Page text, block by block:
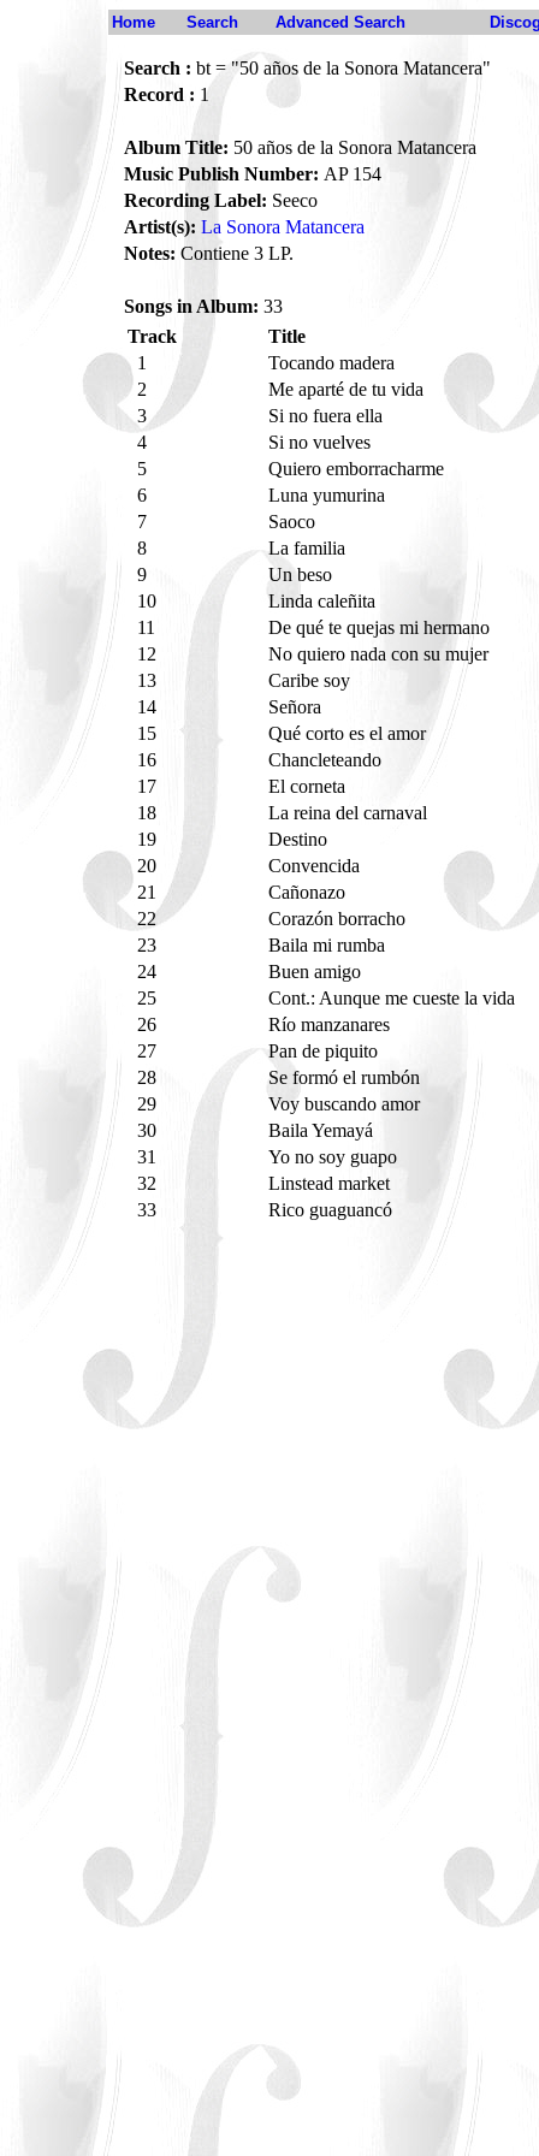
Home Search Advanced Search
Search : bt = "50 años de la Sonora Matancera"
Record : 1
Album Title: 50 años de la Sonora Matancera
Music Publish Number: AP 154
Recording Label: Seeco
Artist(s): La Sonora Matancera
Notes: Contiene 3 LP.
Songs in Album: 33
Track
Title
1
Tocando madera
2
Me aparté de tu vida
3
Si no fuera ella
4
Si no vuelves
5
Quiero emborracharme
6
Luna yumurina
7
Saoco
8
La familia
9
Un beso
10
Linda caleñita
11
De qué te quejas mi hermano
12
No quiero nada con su mujer
13
Caribe soy
14
Señora
15
Qué corto es el amor
16
Chancleteando
17
El corneta
18
La reina del carnaval
19
Destino
20
Convencida
21
Cañonazo
22
Corazón borracho
23
Baila mi rumba
24
Buen amigo
25
Cont.: Aunque me cueste la vida
26
Río manzanares
27
Pan de piquito
28
Se formó el rumbón
29
Voy buscando amor
30
Baila Yemayá
31
Yo no soy guapo
32
Linstead market
33
Rico guaguancó